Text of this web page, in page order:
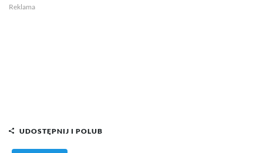
Reklama
UDOSTĘPNIJ I POLUB